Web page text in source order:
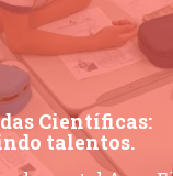
Científicas:
talentos.